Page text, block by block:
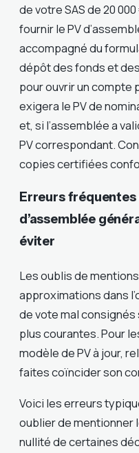
de votre SAS de 20
fournir le PV
accompagné du
dépôt des fonds et
pour ouvrir un compte
exigera le PV de
et, si l’assemblée a
PV correspondant.
copies certifiées
Erreurs fréquentes
d’assemblée
éviter
Les oublis de
approximations dans
de vote mal
plus courantes. Pour
modèle de PV à jour,
faites coïncider son
Voici les erreurs
oublier de mentionner
nullité de certaines